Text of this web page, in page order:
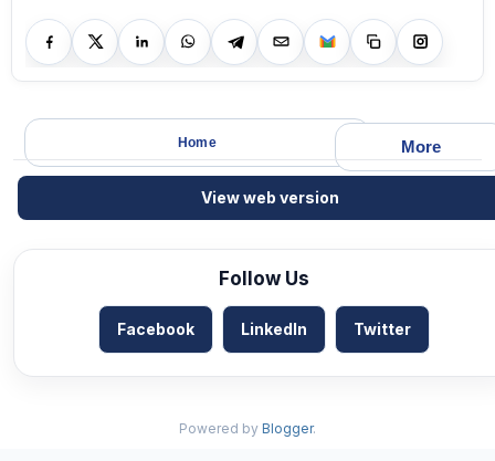
More
Home
View web version
Follow Us
Facebook LinkedIn Twitter
Powered by Blogger.